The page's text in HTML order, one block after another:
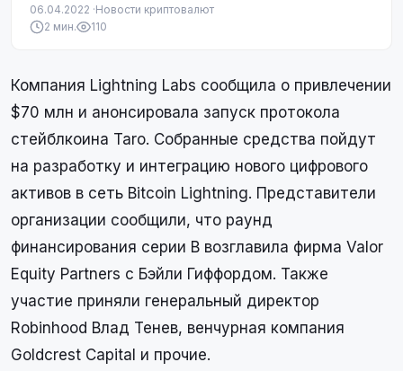
06.04.2022 ·Новости криптовалют
2 мин.
110
Компания Lightning Labs сообщила о привлечении
$70 млн и анонсировала запуск протокола
стейблкоина Taro. Собранные средства пойдут
на разработку и интеграцию нового цифрового
активов в сеть Bitcoin Lightning. Представители
организации сообщили, что раунд
финансирования серии B возглавила фирма Valor
Equity Partners с Бэйли Гиффордом. Также
участие приняли генеральный директор
Robinhood Влад Тенев, венчурная компания
Goldcrest Capital и прочие.